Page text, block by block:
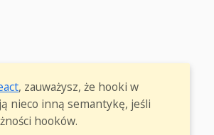
, zauważysz, że hooki w
nieco inną semantykę, jeśli
hooków.